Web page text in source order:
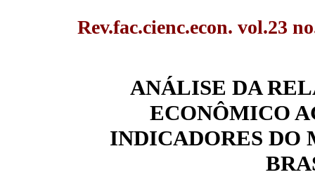
Rev.fac.cienc.econ. vol.23
ANÁLISE DA
ECONÔMICO
INDICADORES DO